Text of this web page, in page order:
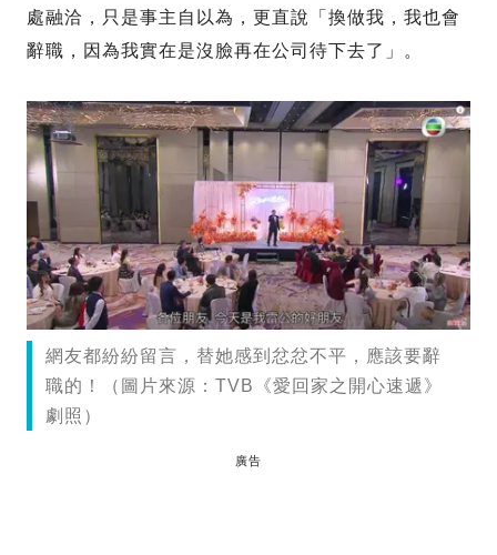
處融洽，只是事主自以為，更直說「換做我，我也會
辭職，因為我實在是沒臉再在公司待下去了」。
網友都紛紛留言，替她感到忿忿不平，應該要辭
職的！（圖片來源：TVB《愛回家之開心速遞》
劇照）
廣告